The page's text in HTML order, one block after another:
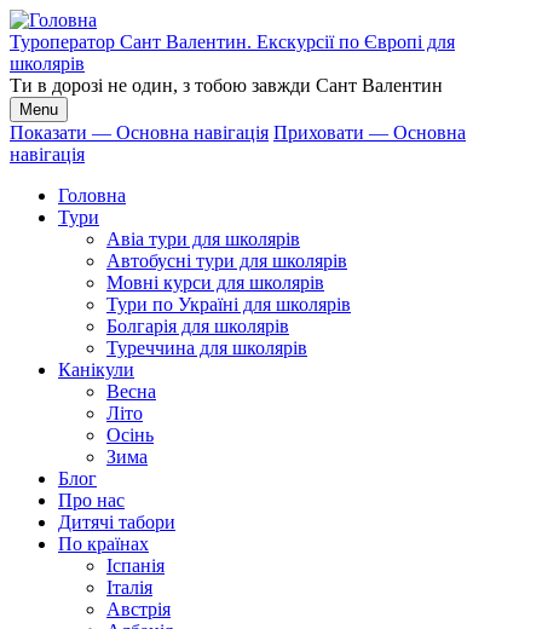
Перейти
до
основного
вмісту
Туроператор Сант Валентин. Екскурсії по Європі для
школярів
Ти в дорозі не один, з тобою завжди Сант Валентин
Menu
Основна
навігація
Показати — Основна навігація Приховати — Основна
навігація
Головна
Тури
Авіа тури для школярів
Автобусні тури для школярів
Мовні курси для школярів
Тури по Україні для школярів
Болгарія для школярів
Туреччина для школярів
Канікули
Весна
Літо
Осінь
Зима
Блог
Про нас
Дитячі табори
По країнах
Іспанія
Італія
Австрія